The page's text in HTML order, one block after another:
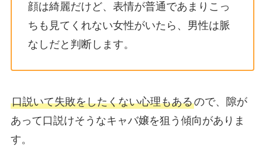
顔は綺麗だけど、表情が普通であまりこっ
ちも見てくれない女性がいたら、男性は脈
なしだと判断します。
口説いて失敗をしたくない心理もあるので、隙が
あって口説けそうなキャバ嬢を狙う傾向がありま
す。